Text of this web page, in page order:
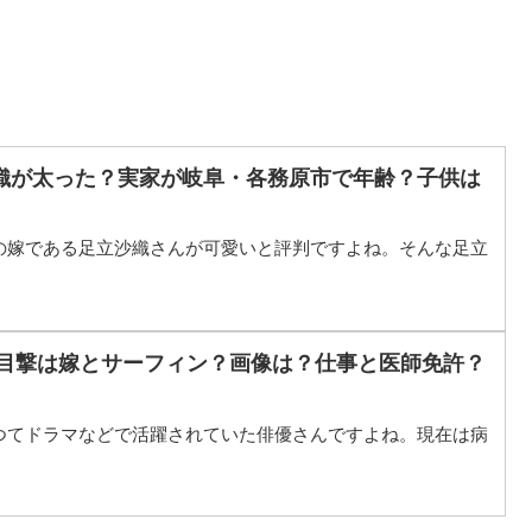
が太った？実家が岐阜・各務原市で年齢？子供は
である足立沙織さんが可愛いと評判ですよね。そんな足立
撃は嫁とサーフィン？画像は？仕事と医師免許？
ドラマなどで活躍されていた俳優さんですよね。現在は病